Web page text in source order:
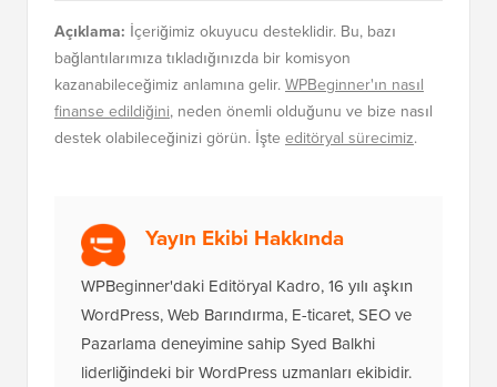
Açıklama: İçeriğimiz okuyucu desteklidir. Bu, bazı
bağlantılarımıza tıkladığınızda bir komisyon
kazanabileceğimiz anlamına gelir.WPBeginner'ın nasıl
finanse edildiğini, neden önemli olduğunu ve bize nasıl
destek olabileceğinizi görün. İşte editöryal sürecimiz.
Yayın Ekibi Hakkında
WPBeginner'daki Editöryal Kadro, 16 yılı aşkın
WordPress, Web Barındırma, E-ticaret, SEO ve
Pazarlama deneyimine sahip Syed Balkhi
liderliğindeki bir WordPress uzmanları ekibidir.